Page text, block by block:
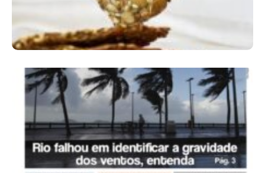
Ano X – Número 366 01 A 07 De Agosto De
2026